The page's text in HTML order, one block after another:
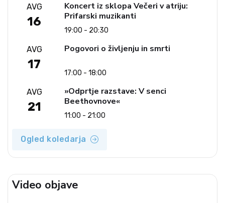
AVG
16
Koncert iz sklopa Večeri v atriju:
Prifarski muzikanti
19:00 - 20:30
AVG
17
Pogovori o življenju in smrti
17:00 - 18:00
AVG
21
»Odprtje razstave: V senci
Beethovnove«
11:00 - 21:00
Ogled koledarja
Video objave